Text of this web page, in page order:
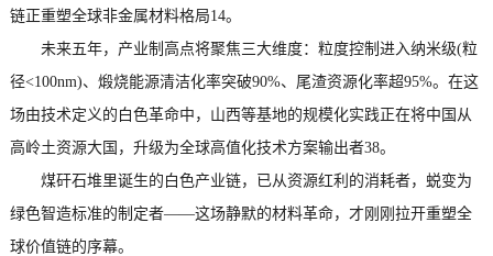
链正重塑全球非金属材料格局14。
未来五年，产业制高点将聚焦三大维度：粒度控制进入纳米级(粒
径<100nm)、煅烧能源清洁化率突破90%、尾渣资源化率超95%。在这
场由技术定义的白色革命中，山西等基地的规模化实践正在将中国从
高岭土资源大国，升级为全球高值化技术方案输出者38。
煤矸石堆里诞生的白色产业链，已从资源红利的消耗者，蜕变为
绿色智造标准的制定者——这场静默的材料革命，才刚刚拉开重塑全
球价值链的序幕。